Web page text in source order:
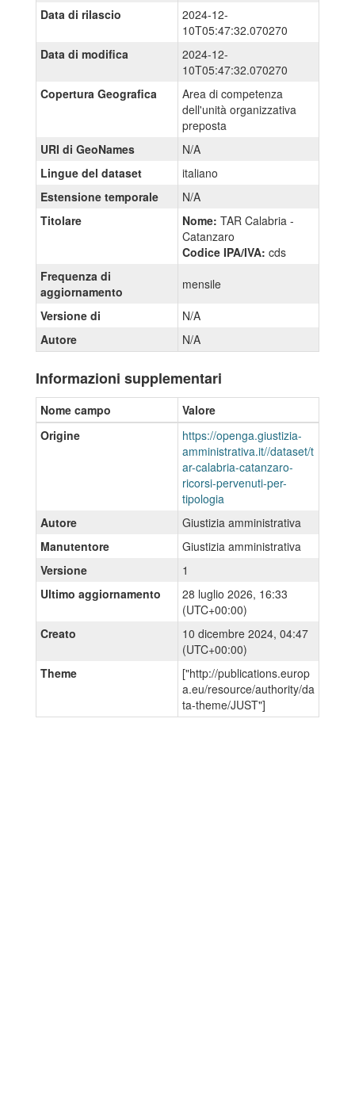
Data di rilascio
2024-12-
10T05:47:32.070270
Data di modifica
2024-12-
10T05:47:32.070270
Copertura Geografica
Area di competenza
dell'unità organizzativa
preposta
URI di GeoNames
N/A
Lingue del dataset
italiano
Estensione temporale
N/A
Titolare
Nome: TAR Calabria -
Catanzaro
Codice IPA/IVA: cds
Frequenza di
aggiornamento
mensile
Versione di
N/A
Autore
N/A
Informazioni supplementari
Nome campo
Valore
Origine
https://openga.giustizia-
amministrativa.it//dataset/t
ar-calabria-catanzaro-
ricorsi-pervenuti-per-
tipologia
Autore
Giustizia amministrativa
Manutentore
Giustizia amministrativa
Versione
1
Ultimo aggiornamento
28 luglio 2026, 16:33
(UTC+00:00)
Creato
10 dicembre 2024, 04:47
(UTC+00:00)
Theme
["http://publications.europ
a.eu/resource/authority/da
ta-theme/JUST"]